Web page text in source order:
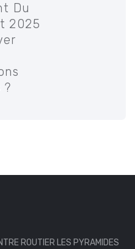
Du
2025
?
ROUTIER LES PYRAMIDES